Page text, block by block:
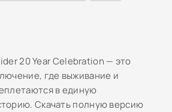
20 Year Celebration — это
где выживание и
в единую
Скачать полную версию